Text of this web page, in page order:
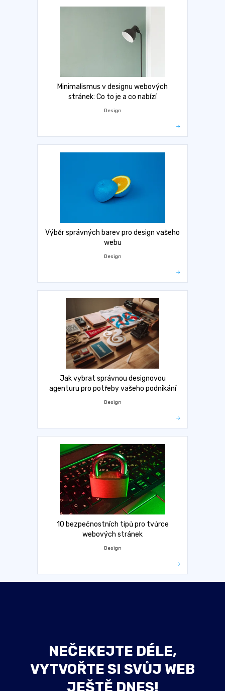
Minimalismus v designu webových
stránek: Co to je a co nabízí
Design
Výběr správných barev pro design vašeho
webu
Design
Jak vybrat správnou designovou
agenturu pro potřeby vašeho podnikání
Design
10 bezpečnostních tipů pro tvůrce
webových stránek
Design
NEČEKEJTE DÉLE,
VYTVOŘTE SI SVŮJ WEB
JEŠTĚ DNES!